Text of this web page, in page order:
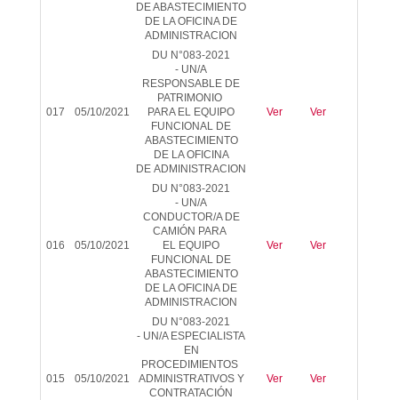
DE ABASTECIMIENTO
DE LA OFICINA DE
ADMINISTRACION
017 05/10/2021
DU N°083-2021
- UN/A
RESPONSABLE DE
PATRIMONIO
PARA EL EQUIPO
FUNCIONAL DE
ABASTECIMIENTO
DE LA OFICINA
DE ADMINISTRACION
Ver Ver
016 05/10/2021
DU N°083-2021
- UN/A
CONDUCTOR/A DE
CAMIÓN PARA
EL EQUIPO
FUNCIONAL DE
ABASTECIMIENTO
DE LA OFICINA DE
ADMINISTRACION
Ver Ver
015 05/10/2021
DU N°083-2021
- UN/A ESPECIALISTA
EN
PROCEDIMIENTOS
ADMINISTRATIVOS Y
CONTRATACIÓN
Ver Ver